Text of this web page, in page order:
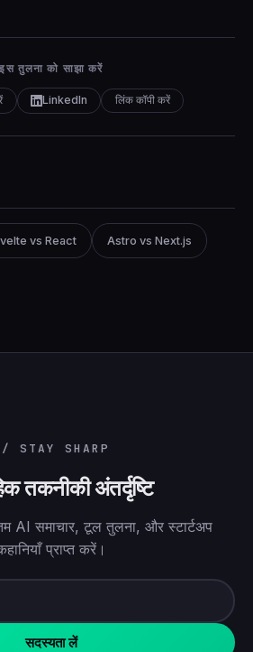
इस तुलना को साझा करें
LinkedIn लिंक कॉपी करें
vs React Astro vs Next.js
STAY SHARP
तकनीकी अंतर्दृष्टि
AI समाचार, टूल तुलना, और स्टार्टअप
प्राप्त करें।
सदस्यता लें